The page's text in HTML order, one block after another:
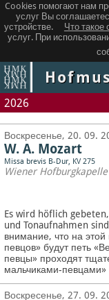
Cookies помогают нам
услуг Вы
устройстве.
Что такое
услуг. При
2026
Воскресенье, 20. 09.
W. A. Mozart
Missa brevis B-Dur, KV 275
Wiener Hofburgkapelle
Es wird höflich
und Tonaufnahmen
внимание, что на этой
певцов» будут петь
певцы» проходят
мальчиками-певцами»
Воскресенье, 27. 09.